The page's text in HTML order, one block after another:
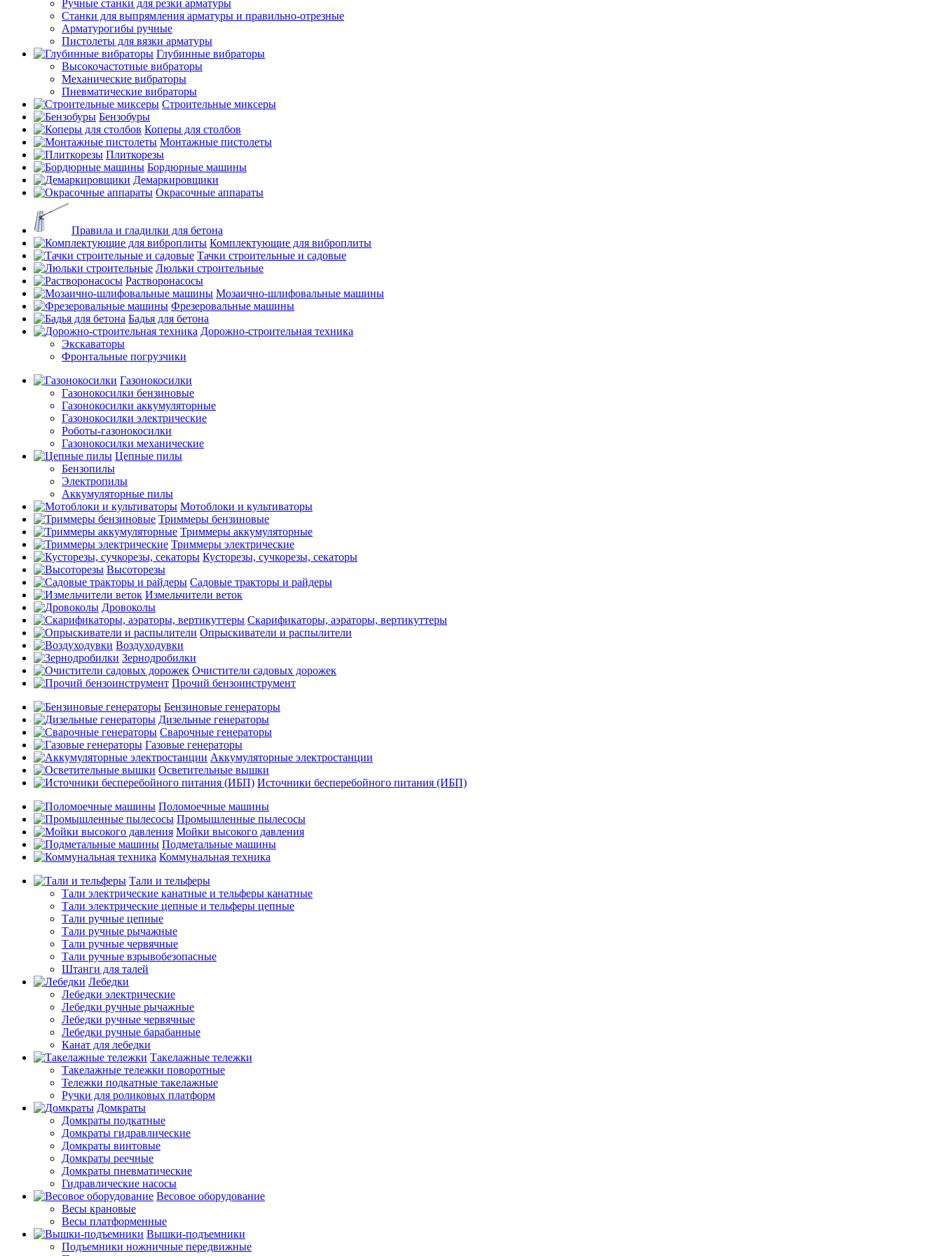
Ручные станки для резки арматуры
Станки для выпрямления арматуры и правильно-отрезные
Арматурогибы ручные
Пистолеты для вязки арматуры
Глубинные вибраторы
Высокочастотные вибраторы
Механические вибраторы
Пневматические вибраторы
Строительные миксеры
Бензобуры
Коперы для столбов
Монтажные пистолеты
Плиткорезы
Бордюрные машины
Демаркировщики
Окрасочные аппараты
Правила и гладилки для бетона
Комплектующие для виброплиты
Тачки строительные и садовые
Люльки строительные
Растворонасосы
Мозаично-шлифовальные машины
Фрезеровальные машины
Бадья для бетона
Дорожно-строительная техника
Экскаваторы
Фронтальные погрузчики
Газонокосилки
Газонокосилки бензиновые
Газонокосилки аккумуляторные
Газонокосилки электрические
Роботы-газонокосилки
Газонокосилки механические
Цепные пилы
Бензопилы
Электропилы
Аккумуляторные пилы
Мотоблоки и культиваторы
Триммеры бензиновые
Триммеры аккумуляторные
Триммеры электрические
Кусторезы, сучкорезы, секаторы
Высоторезы
Садовые тракторы и райдеры
Измельчители веток
Дровоколы
Скарификаторы, аэраторы, вертикуттеры
Опрыскиватели и распылители
Воздуходувки
Зернодробилки
Очистители садовых дорожек
Прочий бензоинструмент
Бензиновые генераторы
Дизельные генераторы
Сварочные генераторы
Газовые генераторы
Аккумуляторные электростанции
Осветительные вышки
Источники бесперебойного питания (ИБП)
Поломоечные машины
Промышленные пылесосы
Мойки высокого давления
Подметальные машины
Коммунальная техника
Тали и тельферы
Тали электрические канатные и тельферы канатные
Тали электрические цепные и тельферы цепные
Тали ручные цепные
Тали ручные рычажные
Тали ручные червячные
Тали ручные взрывобезопасные
Штанги для талей
Лебедки
Лебедки электрические
Лебедки ручные рычажные
Лебедки ручные червячные
Лебедки ручные барабанные
Канат для лебедки
Такелажные тележки
Такелажные тележки поворотные
Тележки подкатные такелажные
Ручки для роликовых платформ
Домкраты
Домкраты подкатные
Домкраты гидравлические
Домкраты винтовые
Домкраты реечные
Домкраты пневматические
Гидравлические насосы
Весовое оборудование
Весы крановые
Весы платформенные
Вышки-подъемники
Подъемники ножничные передвижные